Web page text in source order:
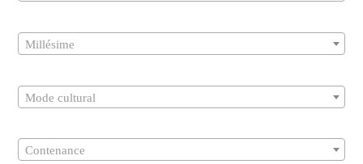
Millésime
Mode cultural
Contenance